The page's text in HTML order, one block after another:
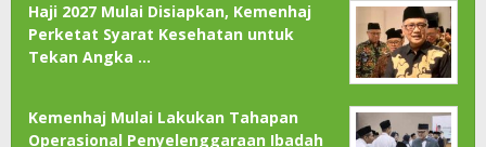
Haji 2027 Mulai Disiapkan, Kemenhaj
Perketat Syarat Kesehatan untuk
Tekan Angka …
Kemenhaj Mulai Lakukan Tahapan
Operasional Penyelenggaraan Ibadah